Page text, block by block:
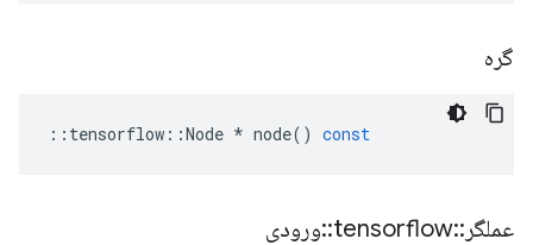
گره
:: tensorflow ::Node * node() const
عملگر ::
tensorflow
::ورودی